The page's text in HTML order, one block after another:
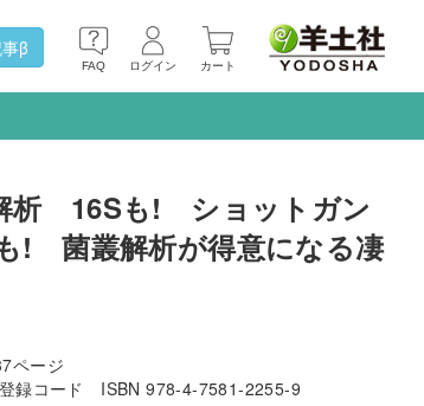
FAQ ログイン カート
β
析 16Sも! ショットガン
! 菌叢解析が得意になる凄
ページ
録コード
ISBN 978-4-7581-2255-9